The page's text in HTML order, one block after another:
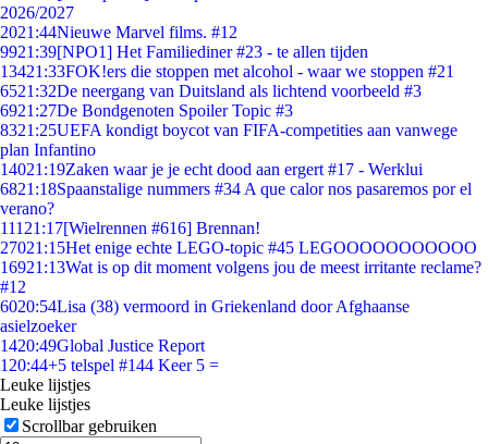
2026/2027
2021:44Nieuwe Marvel films. #12
9921:39[NPO1] Het Familiediner #23 - te allen tijden
13421:33FOK!ers die stoppen met alcohol - waar we stoppen #21
6521:32De neergang van Duitsland als lichtend voorbeeld #3
6921:27De Bondgenoten Spoiler Topic #3
8321:25UEFA kondigt boycot van FIFA-competities aan vanwege
plan Infantino
14021:19Zaken waar je je echt dood aan ergert #17 - Werklui
6821:18Spaanstalige nummers #34 A que calor nos pasaremos por el
verano?
111 21:17[Wielrennen #616] Brennan!
27021:15Het enige echte LEGO-topic #45 LEGOOOOOOOOOOO
16921:13Wat is op dit moment volgens jou de meest irritante reclame?
#12
6020:54Lisa (38) vermoord in Griekenland door Afghaanse
asielzoeker
1420:49Global Justice Report
1 20:44+5 telspel #144 Keer 5 =
Leuke lijstjes
Leuke lijstjes
Scrollbar gebruiken